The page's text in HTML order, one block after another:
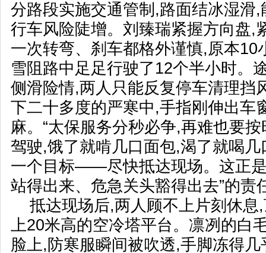
分路段实施交通管制,路面结冰湿滑
行车风险陡增。刘臻瑞紧握方向盘,
一次转弯、刹车都格外谨慎,原本10
雪阻路中足足行驶了12个半小时。
侧滑险情,两人只能反复停车清理挡
下二十多度的严寒中,手指刚伸出车
麻。“太保服务分秒必争,再难也要
驾驶,饿了就啃几口面包,渴了就喝
一个目标——尽快抵达现场。这正
站得出来、危急关头豁得出去”的责
抵达现场后,两人顾不上片刻休息
上20米高的空冷塔平台。凛冽的白
脸上,防寒服瞬间被吹透,手脚冻得